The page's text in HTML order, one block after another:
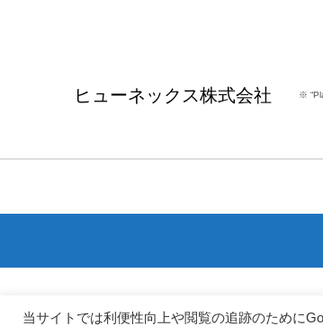
ヒューネックス株式会社 ※
当サイトでは利便性向上や閲覧の追跡のために